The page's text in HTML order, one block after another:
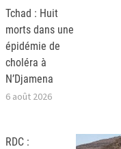
Tchad : Huit
morts dans une
épidémie de
choléra à
N’Djamena
6 août 2026
RDC :